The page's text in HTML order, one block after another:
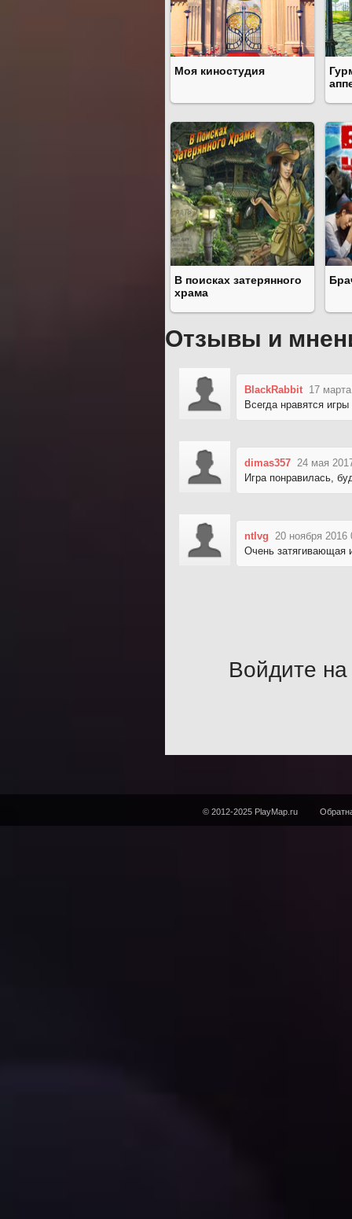
Моя киностудия
В поисках затерянного
храма
Отзывы и
BlackRabbit 17
Всегда нравятся
dimas357 24 мая
Игра понравилась,
ntlvg
20 ноября 2016
Очень затягивающая
Войдите на
© 2012-2025 PlayMap.ru